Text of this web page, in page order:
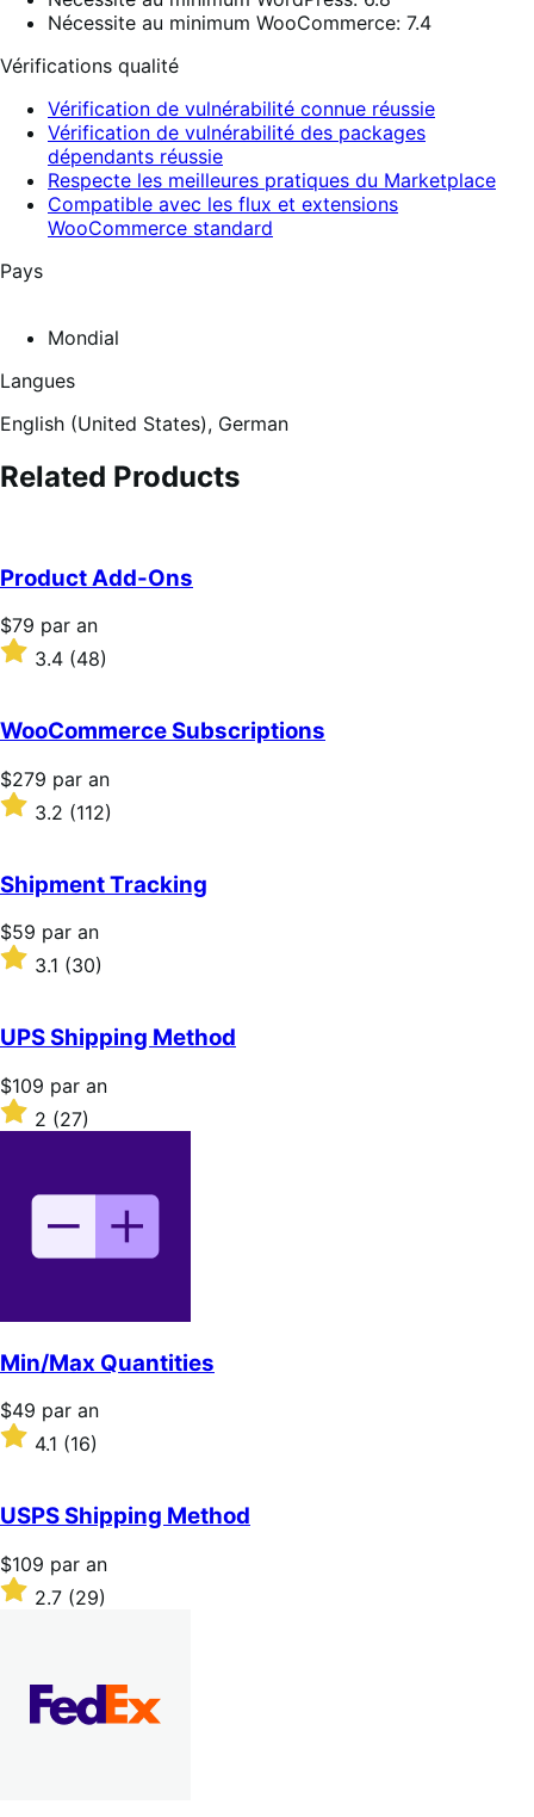
Nécessite au minimum WooCommerce: 7.4
Vérifications qualité
Vérification de vulnérabilité connue réussie
Vérification de vulnérabilité des packages
dépendants réussie
Respecte les meilleures pratiques du Marketplace
Compatible avec les flux et extensions
WooCommerce standard
Pays
Mondial
Langues
English (United States), German
Related Products
Product Add-Ons
Prix
$79
$79 par an
Noté
5 étoiles
3.4 (48)
WooCommerce Subscriptions
Prix
$279
par
$279 par an
Noté
3.2
5 étoiles
3.2 (112)
Shipment Tracking
Prix
$59
$59 par an
Noté
5 étoiles
3.1 (30)
UPS Shipping Method
Prix
$109
par
$109 par an
Noté
2
2 (27)
Min/Max Quantities
Prix
$49
$49 par an
Noté
5 étoiles
4.1 (16)
USPS Shipping Method
Prix
$109
par
$109 par an
Noté
2.7
2.7 (29)